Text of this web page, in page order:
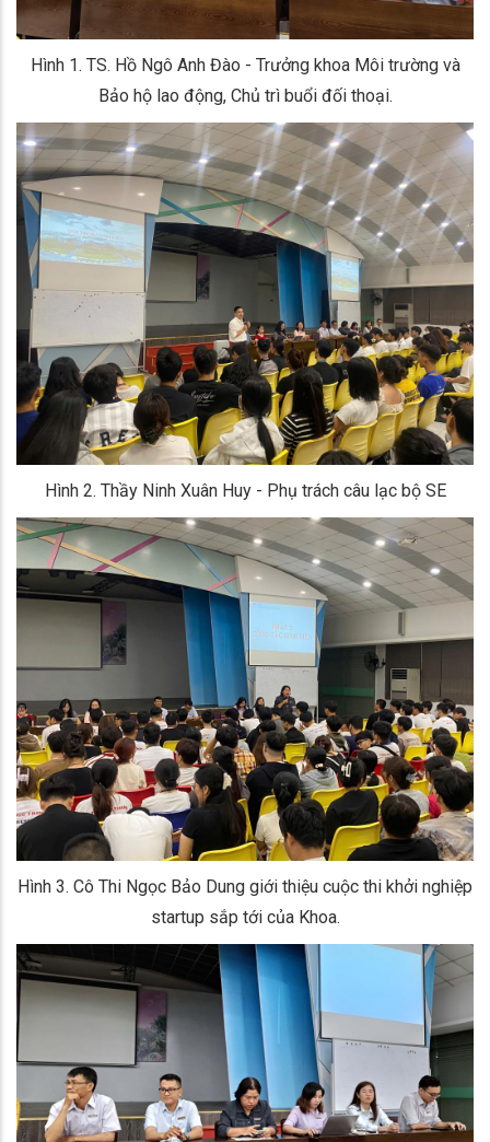
Hình 1. TS. Hồ Ngô Anh Đào - Trưởng khoa Môi trường và
Bảo hộ lao động, Chủ trì buổi đối thoại.
Hình 2. Thầy Ninh Xuân Huy - Phụ trách câu lạc bộ SE
Hình 3. Cô Thi Ngọc Bảo Dung giới thiệu cuộc thi khởi nghiệp
startup sắp tới của Khoa.